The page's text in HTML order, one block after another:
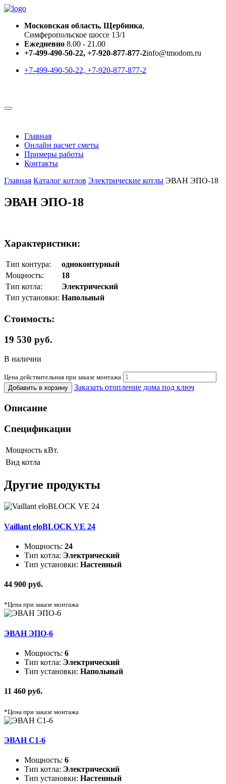
Московская область, Щербинка,
Симферопольское шоссе 13/1
Ежедневно 8.00 - 21.00
+7-499-490-50-22, +7-920-877-877-2info@tmodom.ru
+7-499-490-50-22, +7-920-877-877-2
Главная
Онлайн расчет сметы
Примеры работы
Контакты
Главная Каталог котлов Электрические котлы ЭВАН ЭПО-18
ЭВАН ЭПО-18
Характеристики:
Тип контура:
одноконтурный
Мощность:
18
Тип котла:
Электрический
Тип установки: Напольный
Стоимость:
19 530 руб.
В наличии
Цена действительная при заказе монтажа
Добавить в корзину
Заказать отопление дома под ключ
Описание
Спецификации
Мощность кВт.
Вид котла
Другие продукты
Vaillant eloBLOCK VE 24
Мощность: 24
Тип котла: Электрический
Тип установки: Настенный
44 900 руб.
*Цена при заказе монтажа
ЭВАН ЭПО-6
Мощность: 6
Тип котла: Электрический
Тип установки: Напольный
11 460 руб.
*Цена при заказе монтажа
ЭВАН C1-6
Мощность: 6
Тип котла: Электрический
Тип установки: Настенный